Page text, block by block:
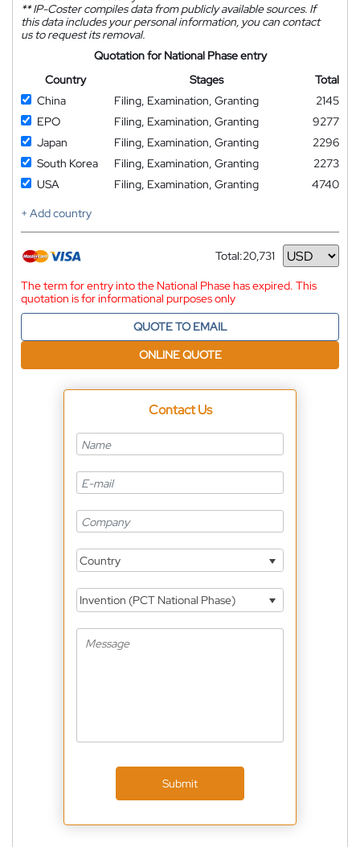
**IP-Coster compiles data from publicly available sources. If
this data includes your personal information, you can contact
us to request its removal.
Quotation for National Phase entry
Country
Stages
Total
China
Filing, Examination, Granting
2145
EPO
Filing, Examination, Granting
9277
Japan
Filing, Examination, Granting
2296
South Korea
Filing, Examination, Granting
2273
USA
Filing, Examination, Granting
4740
+ Add country
Total:20,731
Currency
The term for entry into the National Phase has expired. This
quotation is for informational purposes only
QUOTE TO EMAIL
ONLINE QUOTE
Contact Us
Country
Invention (PCT National Phase)
Submit